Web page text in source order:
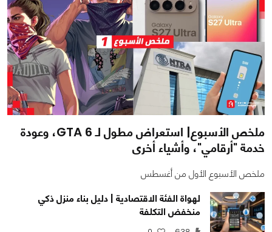
ملخص الأسبوع| استعراض مطول لـ GTA 6، وعودة
خدمة "أرقامي"، وأشياء أخرى
ملخص الأسبوع الأول من أغسطس
لهواة الفئة الاقتصادية | دليل بناء منزل ذكي
منخفض التكلفة